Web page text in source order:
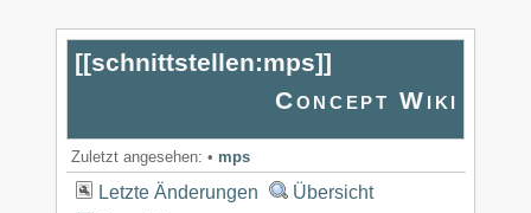
[[schnittstellen:mps]]
Concept Wiki
Zuletzt angesehen: • mps
Letzte Änderungen
Übersicht